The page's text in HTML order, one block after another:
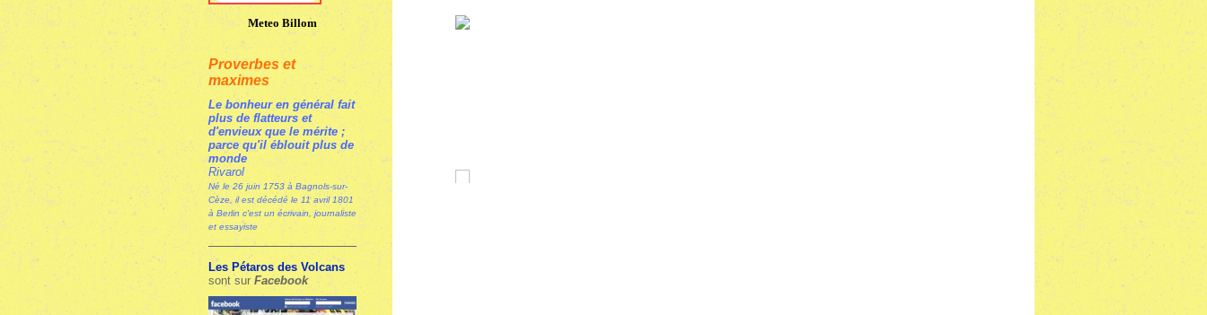
Meteo Billom
Proverbes et
maximes
Le bonheur en général fait
plus de flatteurs et
d'envieux que le mérite ;
parce qu'il éblouit plus de
monde
Rivarol
Né le 26 juin 1753 à Bagnols-sur-
Cèze, il est décédé le 11 avril 1801
à Berlin c'est un écrivain, journaliste
et essayiste
Les Pétaros des Volcans
sont surFacebook